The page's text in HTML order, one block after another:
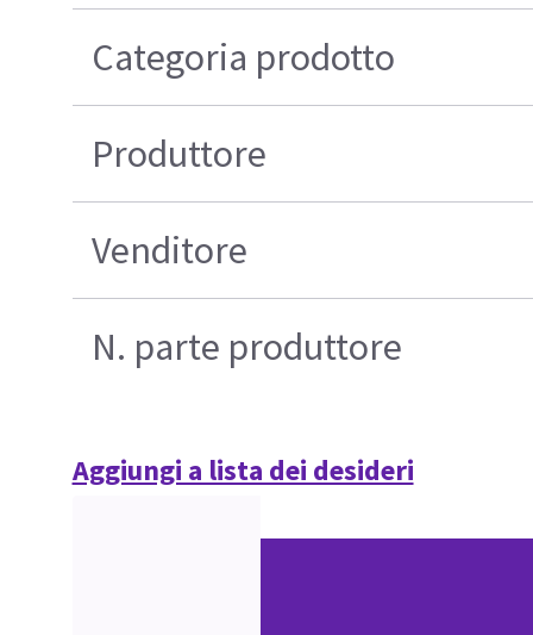
Categoria prodotto
Produttore
Venditore
N. parte produttore
Aggiungi a lista dei desideri